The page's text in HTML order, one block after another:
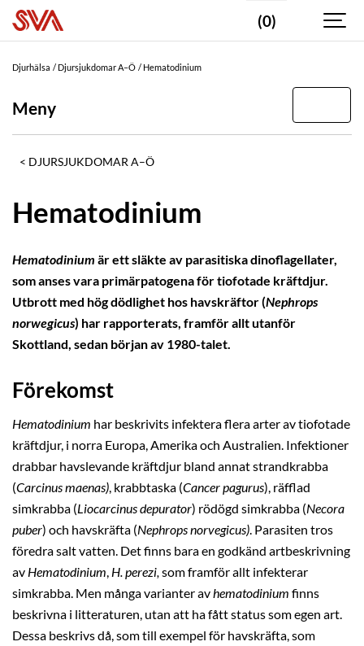
(0)
Djurhälsa Djursjukdomar A–Ö Hematodinium
Meny
DJURSJUKDOMAR A–Ö
Hematodinium
Hematodinium är ett släkte av parasitiska dinoflagellater,
som anses vara primärpatogena för tiofotade kräftdjur.
Utbrott med hög dödlighet hos havskräftor (Nephrops
norwegicus) har rapporterats, framför allt utanför
Skottland, sedan början av 1980-talet.
Förekomst
Hematodinium har beskrivits infektera flera arter av tiofotade
kräftdjur, i norra Europa, Amerika och Australien. Infektioner
drabbar havslevande kräftdjur bland annat strandkrabba
(Carcinus maenas), krabbtaska (Cancer pagurus), räfflad
simkrabba (Liocarcinus depurator) rödögd simkrabba (Necora
puber) och havskräfta (Nephrops norvegicus). Parasiten tros
föredra salt vatten. Det finns bara en godkänd artbeskrivning
av Hematodinium, H. perezi,som framför allt infekterar
simkrabba. Men många varianter avhematodinium finns
beskrivna i litteraturen, utan att ha fått status som egen art.
Dessa beskrivs då, som till exempel för havskräfta, som